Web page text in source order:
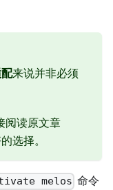
来说并非必须
阅读原文章
选择。
melos 命令